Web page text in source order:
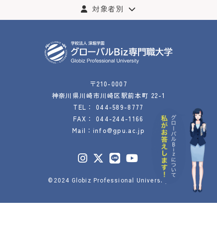
対象者別
〒210-0007
神奈川県川崎市川崎区駅前本町 22-1
TEL： 044-589-8777
FAX： 044-244-1166
Mail： info@gpu.ac.jp
©2024 Globiz Professional University